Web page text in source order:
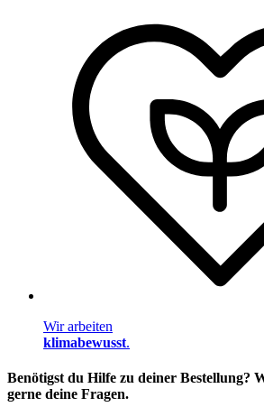
Wir arbeiten
klimabewusst.
Benötigst du Hilfe zu deiner Bestellung?
gerne deine Fragen.